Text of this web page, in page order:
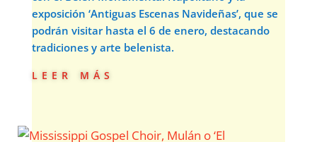
exposición ‘Antiguas Escenas Navideñas’, que se
podrán visitar hasta el 6 de enero, destacando
tradiciones y arte belenista.
leer más